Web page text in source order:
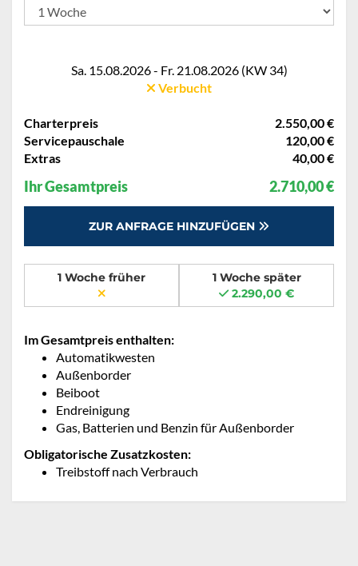
Sa. 15.08.2026 - Fr. 21.08.2026 (KW 34)
Verbucht
Charterpreis
2.550,00 €
Servicepauschale
120,00 €
Extras
40,00 €
Ihr Gesamtpreis 2.710,00 €
ZUR ANFRAGE HINZUFÜGEN
1 Woche früher
1 Woche später
2.290,00 €
Im Gesamtpreis enthalten:
Automatikwesten
Außenborder
Beiboot
Endreinigung
Gas, Batterien und Benzin für Außenborder
Obligatorische Zusatzkosten:
Treibstoff nach Verbrauch